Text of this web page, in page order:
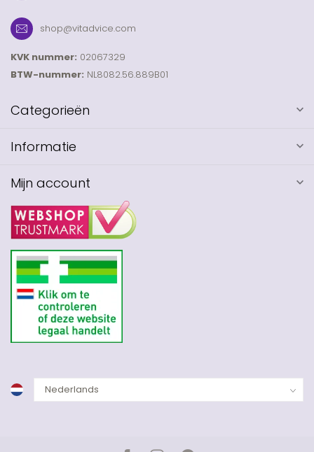
shop@vitadvice.com
KVK nummer: 02067329
BTW-nummer: NL8082.56.889B01
Categorieën
Informatie
Mijn account